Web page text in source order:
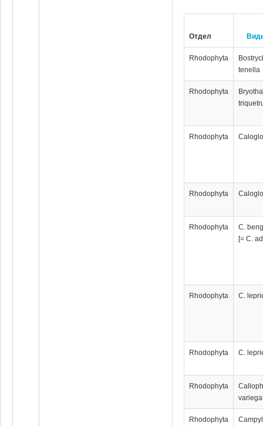
Отдел
Rhodophyta
tenella
Rhodophyta
Rhodophyta
Rhodophyta
Rhodophyta
C.
[= C.
Rhodophyta C.
Rhodophyta C.
Rhodophyta
Rhodophyta